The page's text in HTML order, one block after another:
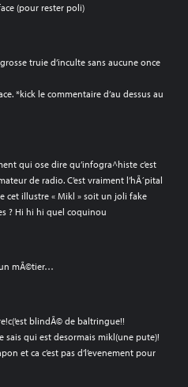
(pour rester poli)
truie d’inculte sans aucune once
*kick le commentaire d’au dessus au
qui ose dire qu’infogra^histe c’est
de radio. C’est vraiment l’hÃ´pital
cet illustre « Mikl » soit un joli fake
? Hi hi hi quel coquinou
un mÃ©tier…
blindÃ© de baltringue!!
sais qui est desormais mikl(une pute)!
et ca c’est pas d’l’evenement pour